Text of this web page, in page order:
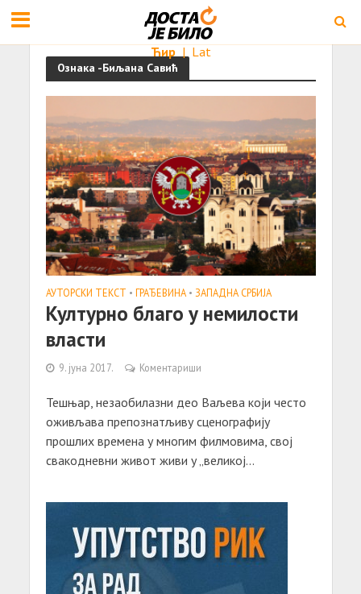
Ћир | Lat
Ознака -Биљана Савић
АУТОРСКИ ТЕКСТ • ГРАЂЕВИНА • ЗАПАДНА СРБИЈА
Културно благо у немилости
власти
9. јуна 2017. Коментариши
Тешњар, незаобилазни део Ваљева који често
оживљава препознатљиву сценографију
прошлих времена у многим филмовима, свој
свакодневни живот живи у „великој...